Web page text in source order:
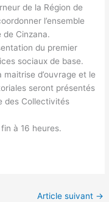
de la Région de
l’ensemble
de Cinzana.
du premier
sociaux de base.
d’ouvrage et le
seront présentés
des Collectivités
à 16 heures.
Article suivant →